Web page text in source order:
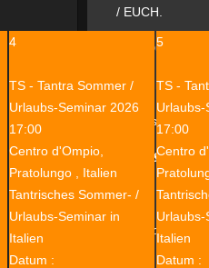
4
TS - Tantra Sommer /
Urlaubs-Seminar 2026
17:00
Centro d'Ompio,
Pratolungo , Italien
Tantrisches Sommer- /
Urlaubs-Seminar in
Italien
Datum :
5
TS -
17:00
Centro
Urlaubs-
Italien
Datum :
/ EUCH.
Hast Du Lust
Wir würden
Namasté,
Jutta & Ralf.
PS: An diesem